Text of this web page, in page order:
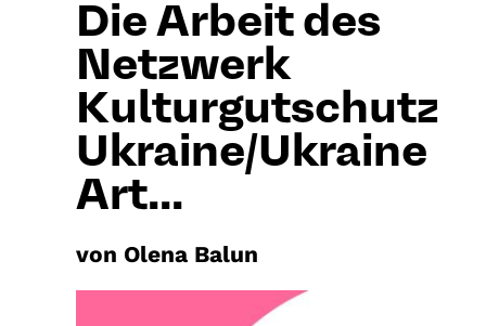
Die Arbeit des
Netzwerk
Kulturgutschutz
Ukraine/Ukraine
Art...
von Olena Balun